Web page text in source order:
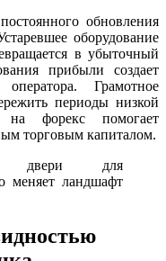
обновления
оборудование
в убыточный
прибыли создает
Грамотное
периоды низкой
на форекс помогает
торговым капиталом.
двери для
меняет ландшафт